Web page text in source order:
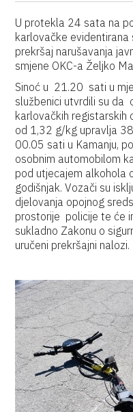
U protekla 24 sata na
karlovačke evidentirana
prekršaj narušavanja
smjene OKC-a Željko
Sinoć u 21.20 sati u
službenici utvrdili su da
karlovačkih registarskih
od 1,32 g/kg upravlja
00.05 sati u Kamanju,
osobnim automobilom
pod utjecajem alkohola
godišnjak. Vozači su
djelovanja opojnog
prostorije policije te će
sukladno Zakonu o
uručeni prekršajni nalozi.